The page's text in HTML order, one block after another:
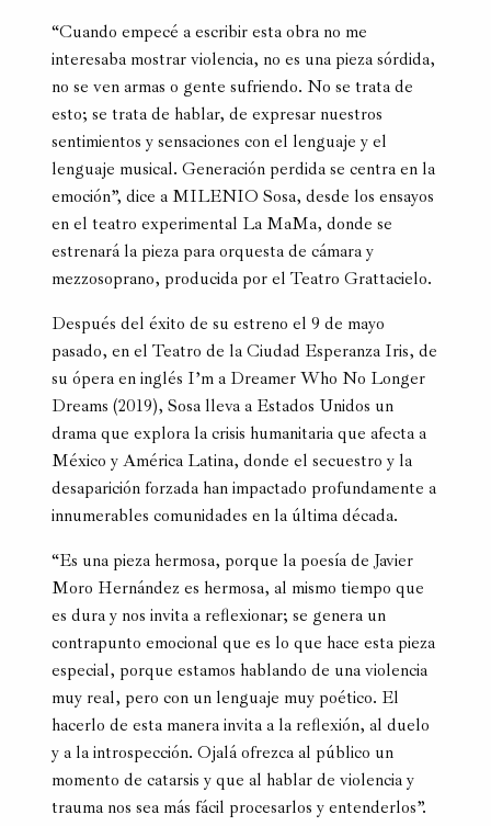
“Cuando empecé a escribir esta obra no me
interesaba mostrar violencia, no es una pieza sórdida,
no se ven armas o gente sufriendo. No se trata de
esto; se trata de hablar, de expresar nuestros
sentimientos y sensaciones con el lenguaje y el
lenguaje musical. Generación perdida se centra en la
emoción”, dice a MILENIO Sosa, desde los ensayos
en el teatro experimental La MaMa, donde se
estrenará la pieza para orquesta de cámara y
mezzosoprano, producida por el Teatro Grattacielo.
Después del éxito de su estreno el 9 de mayo
pasado, en el Teatro de la Ciudad Esperanza Iris, de
su ópera en inglés I’m a Dreamer Who No Longer
Dreams (2019), Sosa lleva a Estados Unidos un
drama que explora la crisis humanitaria que afecta a
México y América Latina, donde el secuestro y la
desaparición forzada han impactado profundamente a
innumerables comunidades en la última década.
“Es una pieza hermosa, porque la poesía de Javier
Moro Hernández es hermosa, al mismo tiempo que
es dura y nos invita a reflexionar; se genera un
contrapunto emocional que es lo que hace esta pieza
especial, porque estamos hablando de una violencia
muy real, pero con un lenguaje muy poético. El
hacerlo de esta manera invita a la reflexión, al duelo
y a la introspección. Ojalá ofrezca al público un
momento de catarsis y que al hablar de violencia y
trauma nos sea más fácil procesarlos y entenderlos”.